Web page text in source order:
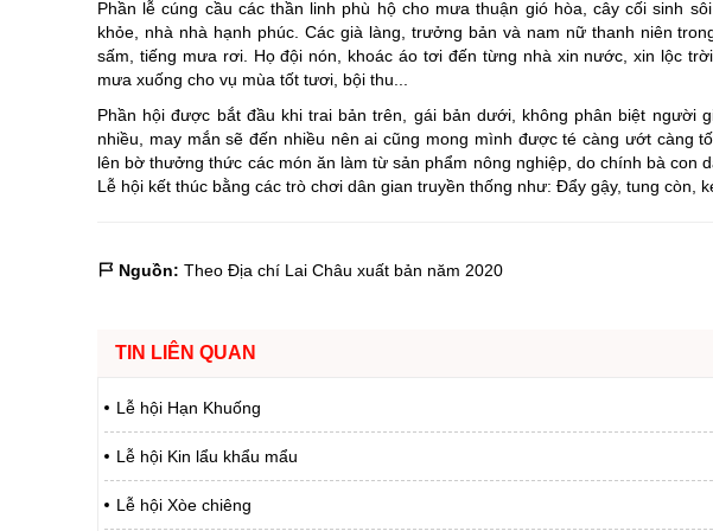
Chuyên đề tổng hợp
Phần lễ cúng cầu các thần linh phù hộ cho mưa thuận gió hòa, cây cối sinh
khỏe, nhà nhà hạnh phúc. Các già làng, trưởng bản và nam nữ thanh niên
sấm, tiếng mưa rơi. Họ đội nón, khoác áo tơi đến từng nhà xin nước, xin lộc
mưa xuống cho vụ mùa tốt tươi, bội thu...
Phần hội được bắt đầu khi trai bản trên, gái bản dưới, không phân biệt người
nhiều, may mắn sẽ đến nhiều nên ai cũng mong mình được té càng ướt càng
lên bờ thưởng thức các món ăn làm từ sản phẩm nông nghiệp, do chính bà con
Lễ hội kết thúc bằng các trò chơi dân gian truyền thống như: Đẩy gậy, tung còn,
Nguồn: Theo Địa chí Lai Châu xuất bản năm 2020
TIN LIÊN QUAN
Lễ hội Hạn Khuống
Lễ hội Kin lẩu khẩu mẩu
Lễ hội Xòe chiêng